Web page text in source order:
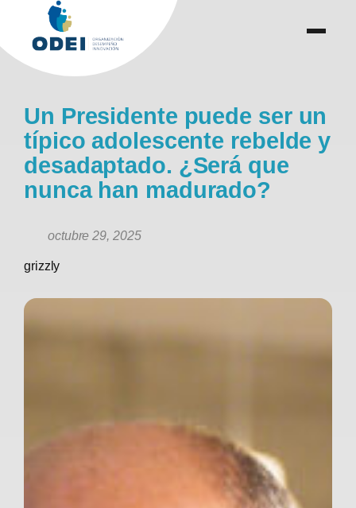
contenido
menu
.
Un Presidente puede ser un
típico adolescente rebelde y
desadaptado. ¿Será que
nunca han madurado?
octubre 29, 2025
grizzly